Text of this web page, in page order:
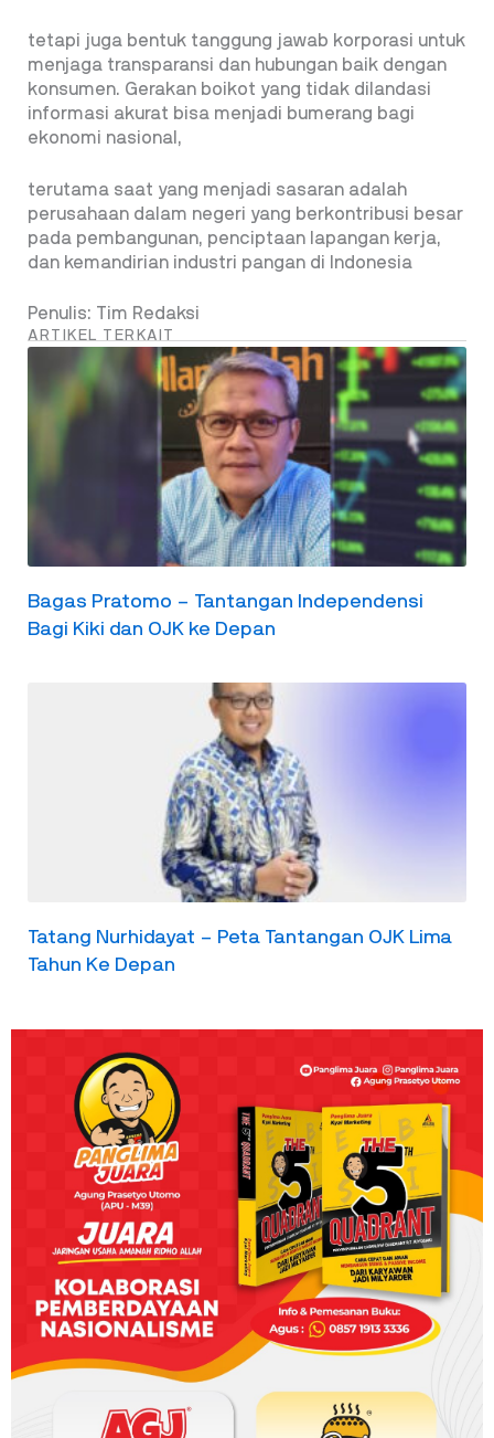
tetapi juga bentuk tanggung jawab korporasi untuk
menjaga transparansi dan hubungan baik dengan
konsumen. Gerakan boikot yang tidak dilandasi
informasi akurat bisa menjadi bumerang bagi
ekonomi nasional,
terutama saat yang menjadi sasaran adalah
perusahaan dalam negeri yang berkontribusi besar
pada pembangunan, penciptaan lapangan kerja,
dan kemandirian industri pangan di Indonesia
Penulis: Tim Redaksi
ARTIKEL TERKAIT
Bagas Pratomo – Tantangan Independensi
Bagi Kiki dan OJK ke Depan
Tatang Nurhidayat – Peta Tantangan OJK Lima
Tahun Ke Depan